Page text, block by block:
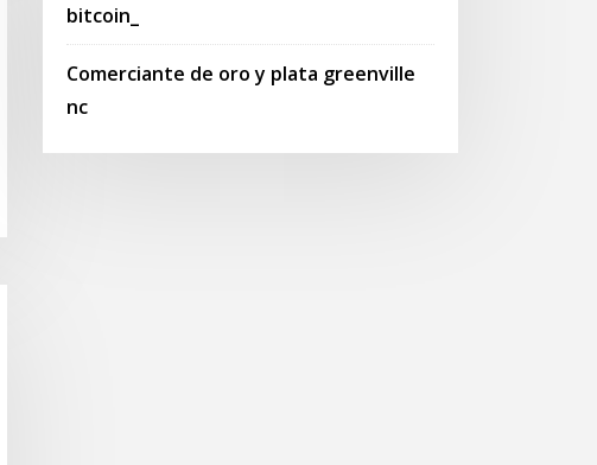
bitcoin_
Comerciante de oro y plata greenville
nc